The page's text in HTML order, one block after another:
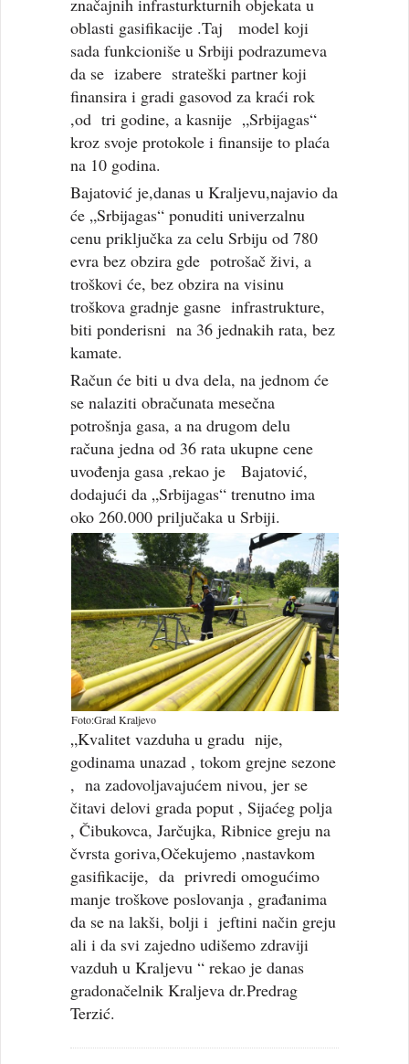
značajnih infrasturkturnih objekata u
oblasti gasifikacije .Taj model koji
sada funkcioniše u Srbiji podrazumeva
da se izabere strateški partner koji
finansira i gradi gasovod za kraći rok
,od tri godine, a kasnije „Srbijagas“
kroz svoje protokole i finansije to plaća
na 10 godina.
Bajatović je,danas u Kraljevu,najavio da
će „Srbijagas“ ponuditi univerzalnu
cenu priključka za celu Srbiju od 780
evra bez obzira gde potrošač živi, a
troškovi će, bez obzira na visinu
troškova gradnje gasne infrastrukture,
biti ponderisni na 36 jednakih rata, bez
kamate.
Račun će biti u dva dela, na jednom će
se nalaziti obračunata mesečna
potrošnja gasa, a na drugom delu
računa jedna od 36 rata ukupne cene
uvođenja gasa ,rekao je Bajatović,
dodajući da „Srbijagas“ trenutno ima
oko 260.000 priljučaka u Srbiji.
Foto:Grad Kraljevo
„Kvalitet vazduha u gradu nije,
godinama unazad , tokom grejne sezone
, na zadovoljavajućem nivou, jer se
čitavi delovi grada poput , Sijaćeg polja
, Čibukovca, Jarčujka, Ribnice greju na
čvrsta goriva,Očekujemo ,nastavkom
gasifikacije, da privredi omogućimo
manje troškove poslovanja , građanima
da se na lakši, bolji i jeftini način greju
ali i da svi zajedno udišemo zdraviji
vazduh u Kraljevu “ rekao je danas
gradonačelnik Kraljeva dr.Predrag
Terzić.